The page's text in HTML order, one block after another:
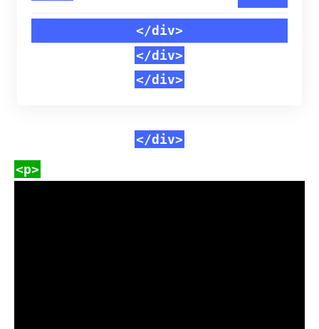
150x150.jpg"
class="featured-
img wp-
alt="Camila
</div>
</div>
</div>
</div>
<p>